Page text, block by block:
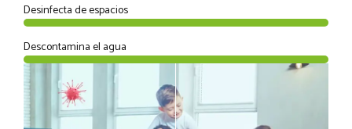
Desinfecta de espacios
Descontamina el agua